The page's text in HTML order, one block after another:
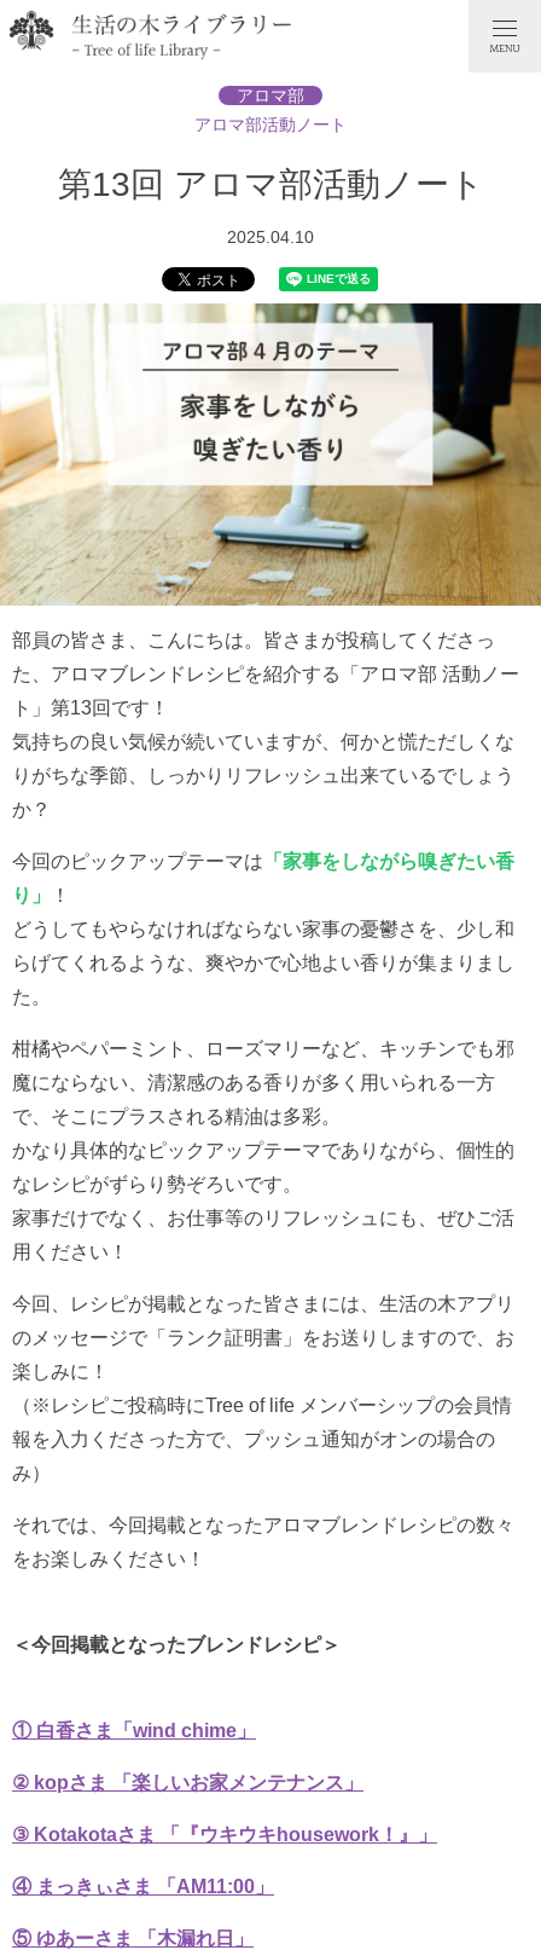
アロマ部
アロマ部活動ノート
第13回 アロマ部活動ノート
2025.04.10
部員の皆さま、こんにちは。皆さまが投稿してくださっ
た、アロマブレンドレシピを紹介する「アロマ部 活動ノー
ト」第13回です！
気持ちの良い気候が続いていますが、何かと慌ただしくな
りがちな季節、しっかりリフレッシュ出来ているでしょう
か？
今回のピックアップテーマは 「家事をしながら嗅ぎたい香
り」
！
どうしてもやらなければならない家事の憂鬱さを、少し和
らげてくれるような、爽やかで心地よい香りが集まりまし
た。
柑橘やペパーミント、ローズマリーなど、キッチンでも邪
魔にならない、清潔感のある香りが多く用いられる一方
で、そこにプラスされる精油は多彩。
かなり具体的なピックアップテーマでありながら、個性的
なレシピがずらり勢ぞろいです。
家事だけでなく、お仕事等のリフレッシュにも、ぜひご活
用ください！
今回、レシピが掲載となった皆さまには、生活の木アプリ
のメッセージで「ランク証明書」をお送りしますので、お
楽しみに！
（※レシピご投稿時にTree of life メンバーシップの会員情
報を入力くださった方で、プッシュ通知がオンの場合の
み）
それでは、今回掲載となったアロマブレンドレシピの数々
をお楽しみください！
＜今回掲載となったブレンドレシピ＞
① 白香さま「wind chime」
② kopさま 「楽しいお家メンテナンス」
③ Kotakotaさま 「『ウキウキhousework！』」
④ まっきぃさま 「AM11:00」
⑤ ゆあーさま 「木漏れ日」